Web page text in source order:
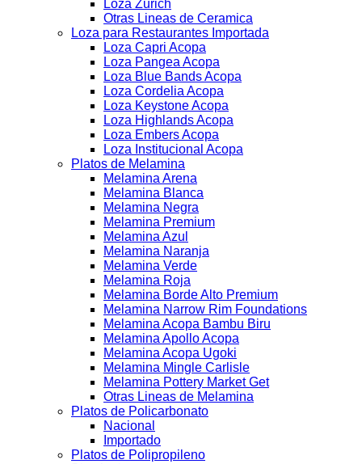
Loza Zurich
Otras Lineas de Ceramica
Loza para Restaurantes Importada
Loza Capri Acopa
Loza Pangea Acopa
Loza Blue Bands Acopa
Loza Cordelia Acopa
Loza Keystone Acopa
Loza Highlands Acopa
Loza Embers Acopa
Loza Institucional Acopa
Platos de Melamina
Melamina Arena
Melamina Blanca
Melamina Negra
Melamina Premium
Melamina Azul
Melamina Naranja
Melamina Verde
Melamina Roja
Melamina Borde Alto Premium
Melamina Narrow Rim Foundations
Melamina Acopa Bambu Biru
Melamina Apollo Acopa
Melamina Acopa Ugoki
Melamina Mingle Carlisle
Melamina Pottery Market Get
Otras Lineas de Melamina
Platos de Policarbonato
Nacional
Importado
Platos de Polipropileno